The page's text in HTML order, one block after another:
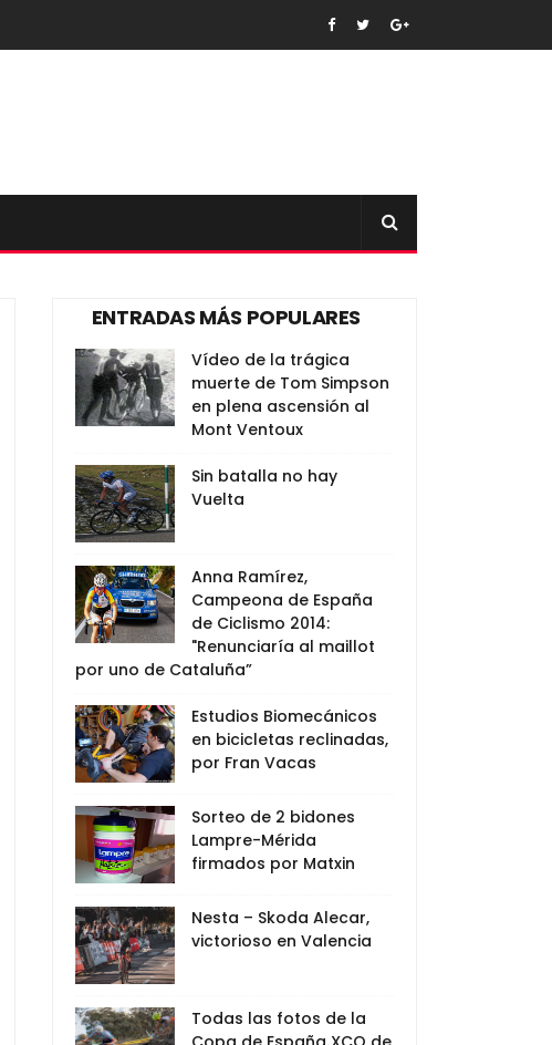
ENTRADAS MÁS POPULARES
Vídeo de la trágica
muerte de Tom Simpson
en plena ascensión al
Mont Ventoux
Sin batalla no hay
Vuelta
Anna Ramírez,
Campeona de España
de Ciclismo 2014:
"Renunciaría al maillot
por uno de Cataluña”
Estudios Biomecánicos
en bicicletas reclinadas,
por Fran Vacas
Sorteo de 2 bidones
Lampre-Mérida
firmados por Matxin
Nesta – Skoda Alecar,
victorioso en Valencia
Todas las fotos de la